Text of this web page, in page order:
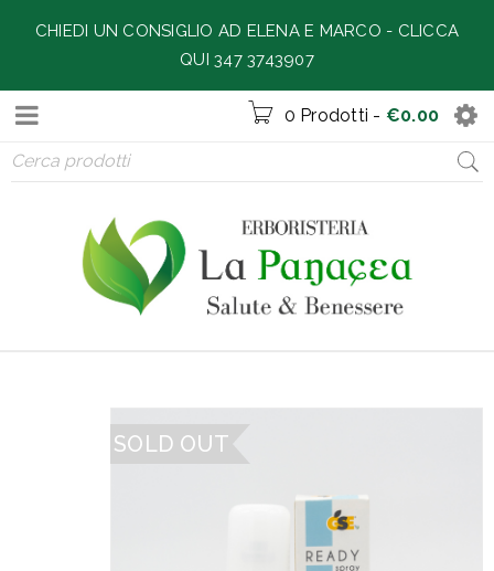
0 Prodotti - €0.00
SOLD OUT
CHIEDI UN CONSIGLIO AD ELENA E MARCO - CLICCA
QUI 347 3743907